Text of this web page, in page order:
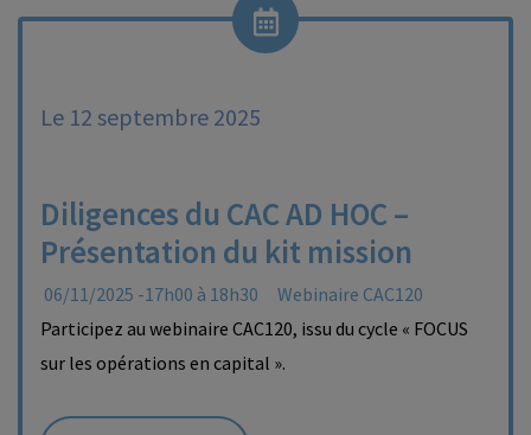
Le 12 septembre 2025
Diligences du CAC AD HOC –
Présentation du kit mission
06/11/2025 -17h00 à 18h30
Webinaire CAC120
Participez au webinaire CAC120, issu du cycle « FOCUS
sur les opérations en capital ».